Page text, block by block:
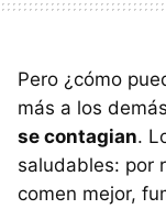
Pero ¿cómo
más a los
se contagian.
saludables: por
comen mejor,